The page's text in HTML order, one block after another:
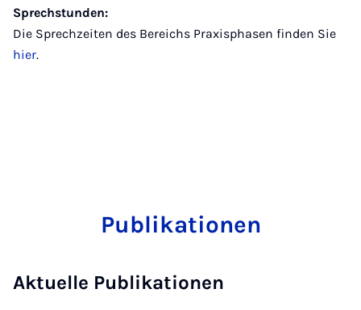
Sprechstunden:
Die Sprechzeiten des Bereichs Praxisphasen finden Sie
hier.
Publikationen
Aktuelle Publikationen